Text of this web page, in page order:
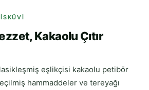
Kakaolu Çıtır
eşlikçisi kakaolu petibör
hammaddeler ve tereyağı